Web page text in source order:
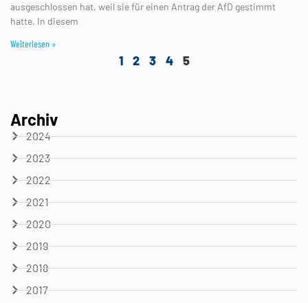
ausgeschlossen hat, weil sie für einen Antrag der AfD gestimmt
hatte. In diesem
Weiterlesen »
1 2 3 4 5
Archiv
2024
2023
2022
2021
2020
2019
2018
2017